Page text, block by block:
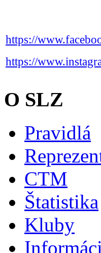
https://
https://
O SLZ
Pravidlá
CTM
Štatistika
Kluby